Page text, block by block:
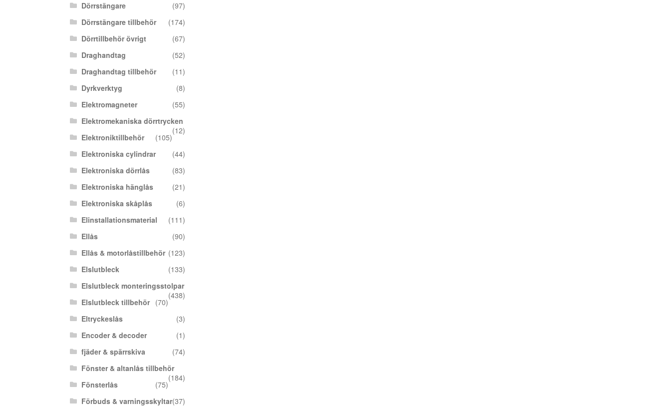
Dörrstängare
(97)
Dörrstängare tillbehör
(174)
Dörrtillbehör övrigt
(67)
Draghandtag
(52)
Draghandtag tillbehör
(11)
Dyrkverktyg
(8)
Elektromagneter
(55)
Elektromekaniska dörrtrycken
(12)
Elektroniktillbehör
(105)
Elektroniska cylindrar
(44)
Elektroniska dörrlås
(83)
Elektroniska hänglås
(21)
Elektroniska skåplås
(6)
Elinstallationsmaterial
(111)
Ellås
(90)
Ellås & motorlåstillbehör (123)
Elslutbleck
(133)
Elslutbleck monteringsstolpar
(438)
Elslutbleck tillbehör
(70)
Eltryckeslås
(3)
Encoder & decoder
(1)
fjäder & spärrskiva
(74)
Fönster & altanlås tillbehör
(184)
Fönsterlås
(75)
Förbuds & varningsskyltar(37)